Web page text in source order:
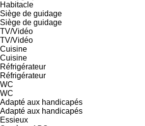
Habitacle
Siège de guidage
Siège de guidage
TV/Vidéo
TV/Vidéo
Cuisine
Cuisine
Réfrigérateur
Réfrigérateur
WC
WC
Adapté aux handicapés
Adapté aux handicapés
Essieux